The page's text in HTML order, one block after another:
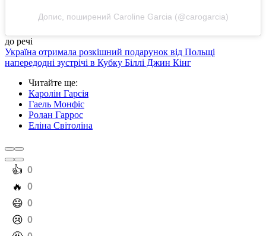
Допис, поширений Caroline Garcia (@carogarcia)
до речі
Україна отримала розкішний подарунок від Польщі
напередодні зустрічі в Кубку Біллі Джин Кінг
Читайте ще:
Каролін Гарсія
Гаель Монфіс
Ролан Гаррос
Еліна Світоліна
️👍 0
️🔥 0
️😄 0
️😢 0